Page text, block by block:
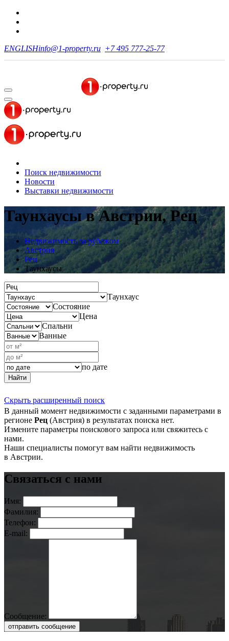
ENGLISHinfo@1-property.ru +7 495 777-25-77
Поиск недвижимости
Новости
Выставки недвижимости
Таунхаусы в Австрии, Рец
Недвижимость за рубежом
Австрия
Рец
Таунхаусы
Таунхаус
Состояние
Цена
Спальни
Ванные
по дате
Найти
Скрыть расширенный поиск
В данный момент недвижимости с заданными параметрами в
регионе Рец (Австрия) в результатах поиска нет.
Измените параметры поискового запроса или свяжитесь с
нами.
Наши специалисты помогут вам найти недвижимость
в Австрии.
Связаться с нами
Имя:
Фамилия:
Телефон:
E-mail:
Сообщение:
отправить сообщение